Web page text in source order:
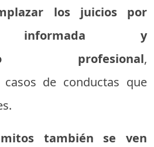
los juicios por
informada y
profesional,
casos de conductas que
mitos también se ven